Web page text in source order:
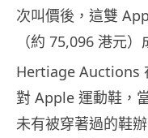
次叫價後，這雙
（約 75,096 港元）
Hertiage Auctions
對 Apple 運動鞋，
未有被穿著過的鞋